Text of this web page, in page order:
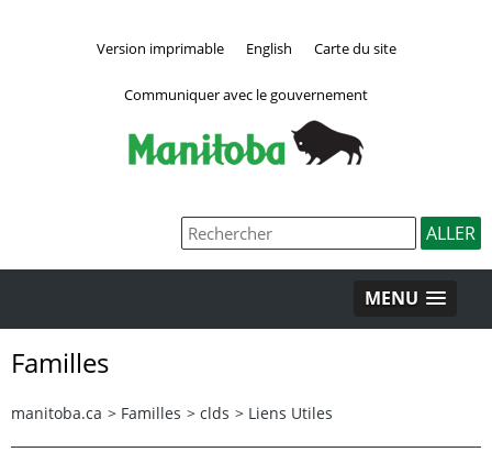
Version imprimable English Carte du site
Communiquer avec le gouvernement
MENU
Familles
manitoba.ca > Familles > clds > Liens Utiles